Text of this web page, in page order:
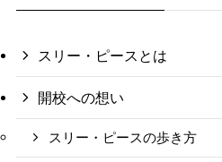
スリー・ピースとは
開校への想い
スリー・ピースの歩き方